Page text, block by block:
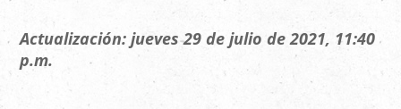
Actualización: jueves 29 de julio de 2021, 11:40
p.m.